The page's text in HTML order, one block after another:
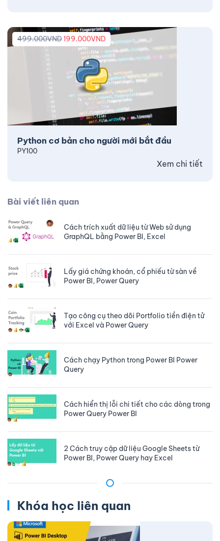
Python cơ bản cho người mới bắt đầu
499.000VND199.000VND
PY100
Xem chi tiết
Bài viết liên quan
Cách trích xuất dữ liệu từ Web sử dụng
GraphQL bằng Power BI, Excel
Lấy giá chứng khoán, cổ phiếu từ sàn về
Power BI, Power Query
Tạo công cụ theo dõi Portfolio tiền điện tử
với Excel và Power Query
Cách chạy Python trong Power BI Power
Query
Cách hiển thị lỗi chi tiết cho các dòng trong
Power Query Power BI
2 Cách truy cập dữ liệu Google Sheets từ
Power BI, Power Query hay Excel
Khóa học liên quan